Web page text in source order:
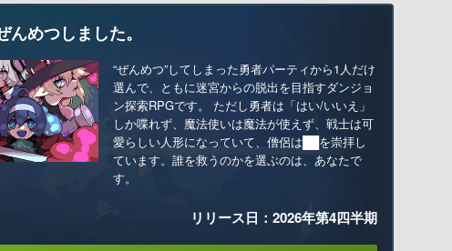
めつしました。
“ぜんめつ”してしまった勇者パーティから1人だけ
選んで、ともに迷宮からの脱出を目指すダンジョ
ン探索RPGです。 ただし勇者は「はい/いいえ」
しか喋れず、魔法使いは魔法が使えず、戦士は可
愛らしい人形になっていて、僧侶は██を崇拝し
ています。誰を救うのかを選ぶのは、あなたで
す。
リリース日：2026年第4四半期